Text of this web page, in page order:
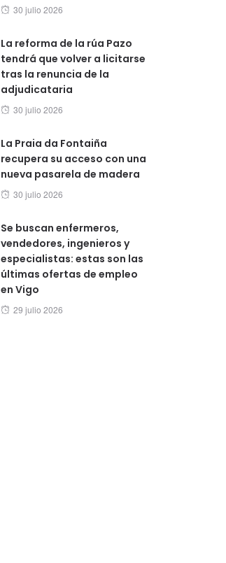
Posted
30 julio 2026
La reforma de la rúa Pazo
tendrá que volver a licitarse
tras la renuncia de la
adjudicataria
Posted
30 julio 2026
La Praia da Fontaiña
recupera su acceso con una
nueva pasarela de madera
Posted
30 julio 2026
Se buscan enfermeros,
vendedores, ingenieros y
especialistas: estas son las
últimas ofertas de empleo
en Vigo
Posted
29 julio 2026